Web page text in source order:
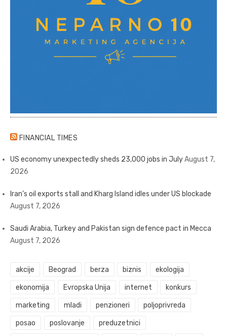
FINANCIAL TIMES
US economy unexpectedly sheds 23,000 jobs in JulyAugust 7,
2026
Iran’s oil exports stall and Kharg Island idles under US blockade
August 7, 2026
Saudi Arabia, Turkey and Pakistan sign defence pact in Mecca
August 7, 2026
akcije Beograd berza biznis ekologija
ekonomija Evropska Unija internet konkurs
marketing mladi penzioneri poljoprivreda
posao poslovanje preduzetnici